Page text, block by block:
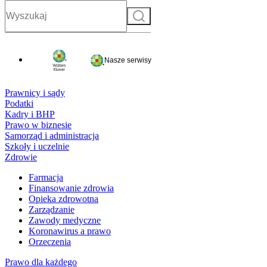
Szukaj
Nasze serwisy
Prawnicy i sądy
Podatki
Kadry i BHP
Prawo w biznesie
Samorząd i administracja
Szkoły i uczelnie
Zdrowie
Farmacja
Finansowanie zdrowia
Opieka zdrowotna
Zarządzanie
Zawody medyczne
Koronawirus a prawo
Orzeczenia
Prawo dla każdego